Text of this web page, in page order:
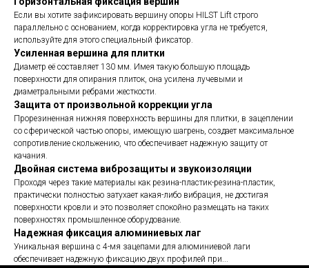
Если вы хотите зафиксировать вершину опоры HILST Lift строго
параллельно с основанием, когда корректировка угла не требуется,
используйте для этого специальный фиксатор.
Усиленная вершина для плитки
Диаметр её составляет 130 мм. Имея такую большую площадь
поверхности для опирания плиток, она усилена лучевыми и
диаметральными ребрами жесткости.
Защита от произвольной коррекции угла
Прорезиненная нижняя поверхность вершины для плитки, в зацеплении
со сферической частью опоры, имеющую шагрень, создает максимальное
сопротивление скольжению, что обеспечивает надежную защиту от
качания.
Двойная система виброзащиты и звукоизоляции
Проходя через такие материалы как резина-пластик-резина-пластик,
практически полностью затухает какая-либо вибрация, не достигая
поверхности кровли и это позволяет спокойно размещать на таких
поверхностях промышленное оборудование.
Надежная фиксация алюминиевых лаг
Уникальная вершина с 4-мя зацепами для алюминиевой лаги
обеспечивает надежную фиксацию двух профилей при...